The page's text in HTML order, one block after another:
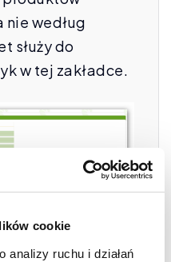
cookie
analizy ruchu i działań
nie według
służy do
w tej zakładce.